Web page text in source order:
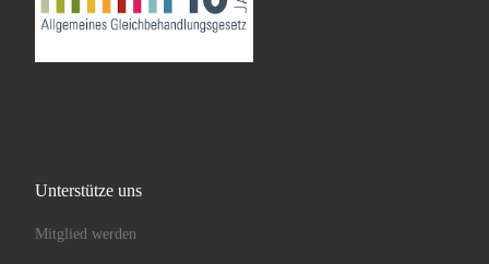
Unterstütze uns
Mitglied werden